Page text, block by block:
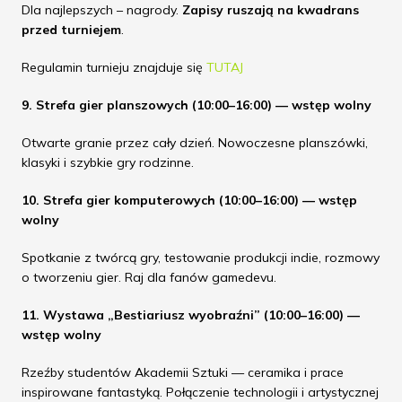
Dla najlepszych – nagrody. Zapisy ruszają na kwadrans
przed turniejem.
Regulamin turnieju znajduje się TUTAJ
9. Strefa gier planszowych (10:00–16:00) — wstęp wolny
Otwarte granie przez cały dzień. Nowoczesne planszówki,
klasyki i szybkie gry rodzinne.
10. Strefa gier komputerowych (10:00–16:00) — wstęp
wolny
Spotkanie z twórcą gry, testowanie produkcji indie, rozmowy
o tworzeniu gier. Raj dla fanów gamedevu.
11. Wystawa „Bestiariusz wyobraźni” (10:00–16:00) —
wstęp wolny
Rzeźby studentów Akademii Sztuki — ceramika i prace
inspirowane fantastyką. Połączenie technologii i artystycznej